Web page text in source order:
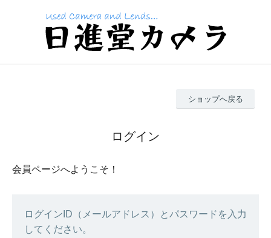
ショップへ戻る
ログイン
会員ページへようこそ！
ログインID（メールアドレス）とパスワードを入力
してください。